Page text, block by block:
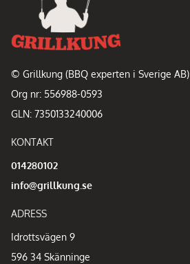
© Grillkung (BBQ experten i Sverige AB)
Org nr: 556988-0593
GLN: 7350133240006
KONTAKT
014280102
info@grillkung.se
ADRESS
Idrottsvägen 9
596 34 Skänninge